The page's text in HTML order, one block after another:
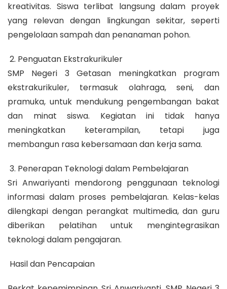
kreativitas. Siswa terlibat langsung dalam proyek
yang relevan dengan lingkungan sekitar, seperti
pengelolaan sampah dan penanaman pohon.
2. Penguatan Ekstrakurikuler
SMP Negeri 3 Getasan meningkatkan program
ekstrakurikuler, termasuk olahraga, seni, dan
pramuka, untuk mendukung pengembangan bakat
dan minat siswa. Kegiatan ini tidak hanya
meningkatkan keterampilan, tetapi juga
membangun rasa kebersamaan dan kerja sama.
3. Penerapan Teknologi dalam Pembelajaran
Sri Anwariyanti mendorong penggunaan teknologi
informasi dalam proses pembelajaran. Kelas-kelas
dilengkapi dengan perangkat multimedia, dan guru
diberikan pelatihan untuk mengintegrasikan
teknologi dalam pengajaran.
Hasil dan Pencapaian